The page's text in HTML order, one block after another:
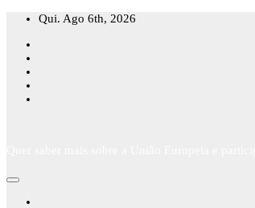
Skip
content
Qui. Ago 6th, 2026